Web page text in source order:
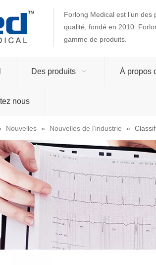
Forlong Medical est l’un
qualité, fondé en 2010.
gamme de produits.
Des produits À propos
nous
Nouvelles » Nouvelles de l'industrie »